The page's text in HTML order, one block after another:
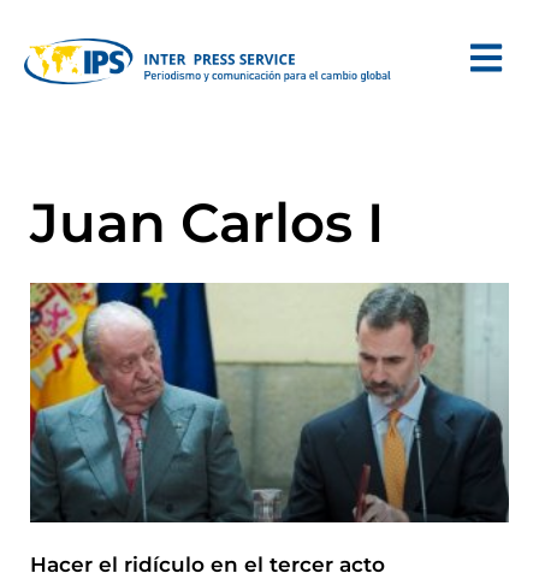
Juan Carlos I
Hacer el ridículo en el tercer acto